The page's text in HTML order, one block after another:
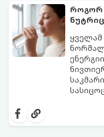
და
გარეშე
და
მეან-
როგორ
ყველამ